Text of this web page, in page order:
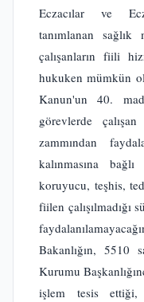
Eczacılar ve
tanımlanan sağlık
çalışanların fiili
hukuken mümkün
Kanun'un 40.
görevlerde
zammından
kalınmasına
koruyucu, teşhis,
fiilen çalışılmadığı
Bakanlığın, 5510
Kurumu
işlem tesis ettiği,